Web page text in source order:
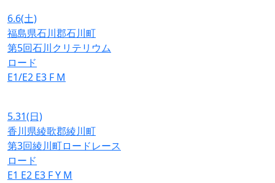
6.6(土)
福島県石川郡石川町
第5回石川クリテリウム
ロード
E1/E2 E3 F M
5.31(日)
香川県綾歌郡綾川町
第3回綾川町ロードレース
ロード
E1 E2 E3 FY M